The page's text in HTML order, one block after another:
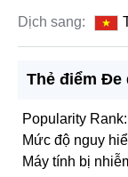
Dịch sang:
Thẻ điểm Đe
Popularity Rank:
Mức độ nguy
Máy tính bị